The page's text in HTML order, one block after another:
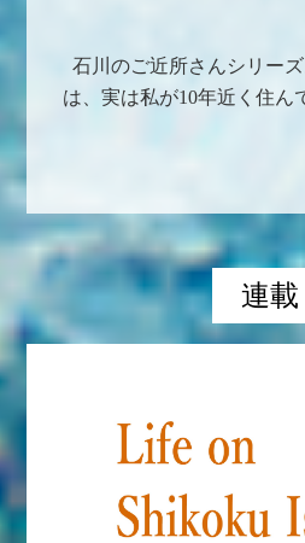
石川のご近所さんシリー
は、実は私が10年近く住ん
連載